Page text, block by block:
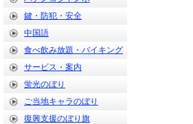
鍵・防犯・安全
中国語
食べ飲み放題・バイキング
サービス・案内
蛍光のぼり
ご当地キャラのぼり
復興支援のぼり旗